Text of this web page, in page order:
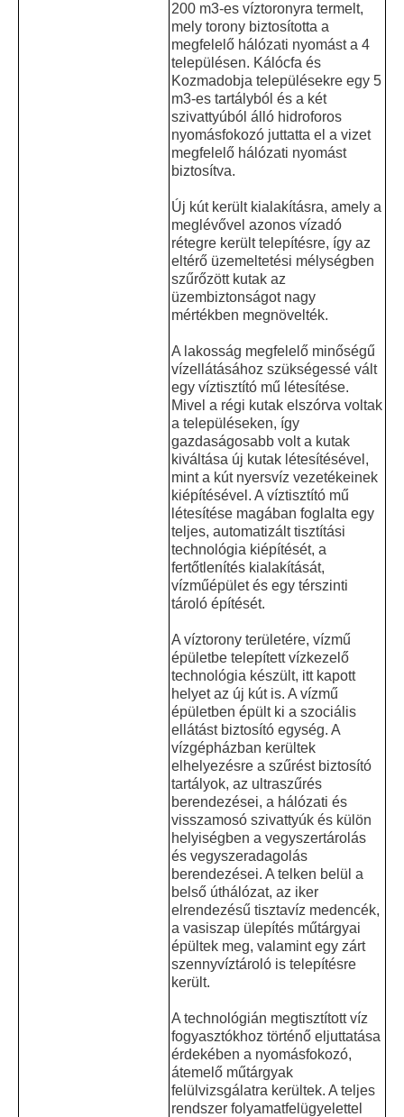
200 m3-es víztoronyra termelt,
mely torony biztosította a
megfelelő hálózati nyomást a 4
településen. Kálócfa és
Kozmadobja településekre egy 5
m3-es tartályból és a két
szivattyúból álló hidroforos
nyomásfokozó juttatta el a vizet
megfelelő hálózati nyomást
biztosítva.
Új kút került kialakításra, amely a
meglévővel azonos vízadó
rétegre került telepítésre, így az
eltérő üzemeltetési mélységben
szűrőzött kutak az
üzembiztonságot nagy
mértékben megnövelték.
A lakosság megfelelő minőségű
vízellátásához szükségessé vált
egy víztisztító mű létesítése.
Mivel a régi kutak elszórva voltak
a településeken, így
gazdaságosabb volt a kutak
kiváltása új kutak létesítésével,
mint a kút nyersvíz vezetékeinek
kiépítésével. A víztisztító mű
létesítése magában foglalta egy
teljes, automatizált tisztítási
technológia kiépítését, a
fertőtlenítés kialakítását,
vízműépület és egy térszinti
tároló építését.
A víztorony területére, vízmű
épületbe telepített vízkezelő
technológia készült, itt kapott
helyet az új kút is. A vízmű
épületben épült ki a szociális
ellátást biztosító egység. A
vízgépházban kerültek
elhelyezésre a szűrést biztosító
tartályok, az ultraszűrés
berendezései, a hálózati és
visszamosó szivattyúk és külön
helyiségben a vegyszertárolás
és vegyszeradagolás
berendezései. A telken belül a
belső úthálózat, az iker
elrendezésű tisztavíz medencék,
a vasiszap ülepítés műtárgyai
épültek meg, valamint egy zárt
szennyvíztároló is telepítésre
került.
A technológián megtisztított víz
fogyasztókhoz történő eljuttatása
érdekében a nyomásfokozó,
átemelő műtárgyak
felülvizsgálatra kerültek. A teljes
rendszer folyamatfelügyelettel